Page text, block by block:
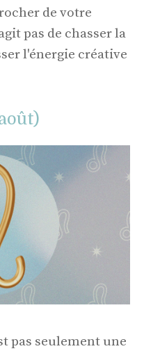
de votre
pas de chasser la
l'énergie créative
pas seulement une